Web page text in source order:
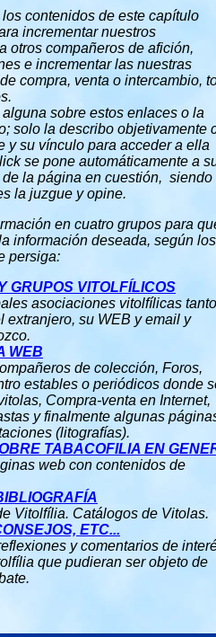
contenidos de este capítulo
incrementar nuestros
otros compañeros de afición,
e incrementar las nuestras
compra, venta o intercambio,
sobre estos enlaces o la
solo la describo objetivamente
y su vínculo para acceder a ella
se pone automáticamente a
la página en cuestión, siendo
la juzgue y opine.
en cuatro grupos para
información deseada, según los
persiga:
GRUPOS VITOLFÍLICOS
asociaciones vitolfílicas
extranjero, su WEB y email y
WEB
de colección, Foros,
estables o periódicos donde
Compra-venta en Internet,
y finalmente algunas
(litografías).
TABACOFILIA EN
web con contenidos de
Vitolfília. Catálogos de Vitolas.
ETC...
y comentarios de
que pudieran ser objeto de